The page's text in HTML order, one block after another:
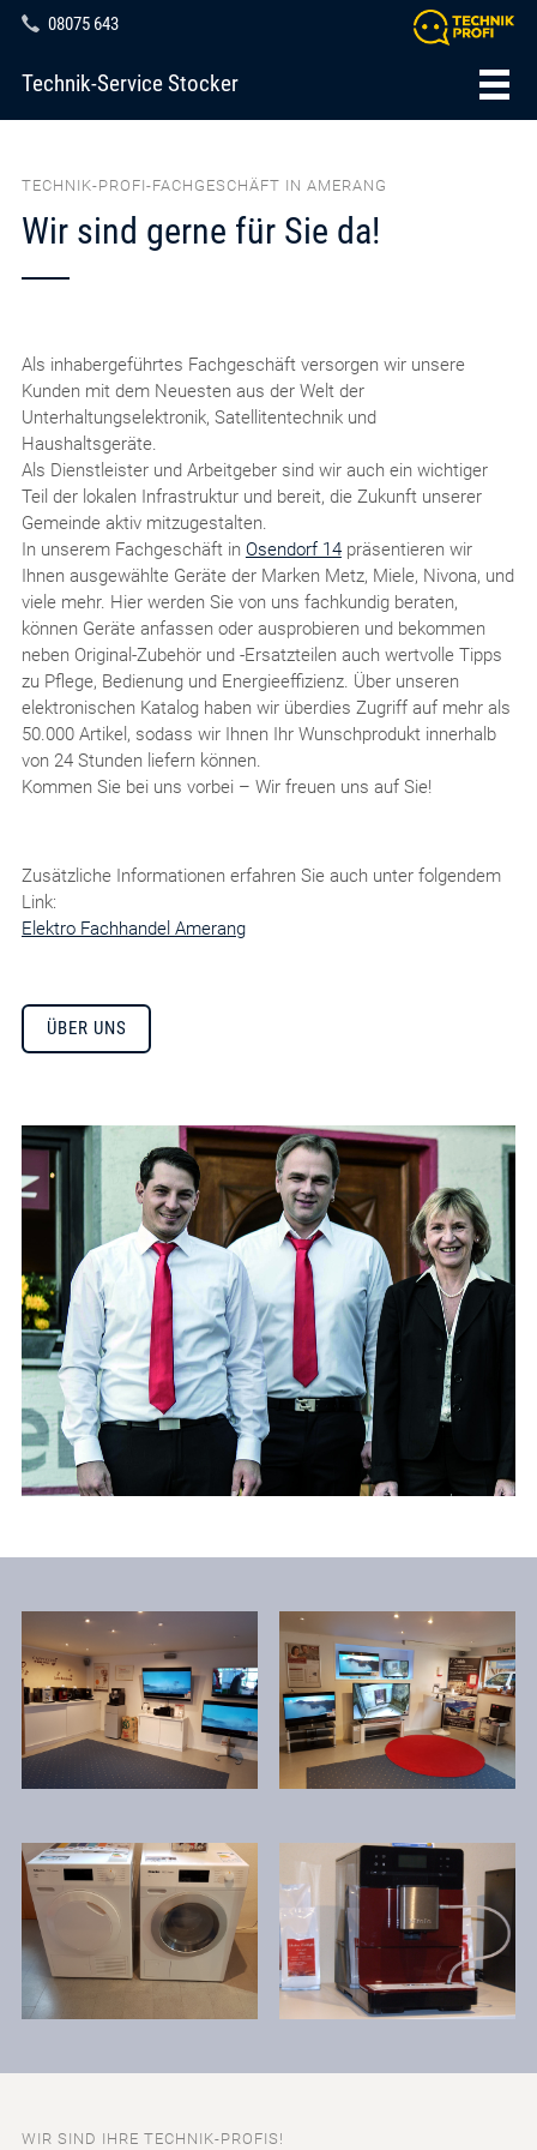
08075 643
Technik-Service Stocker
TECHNIK-PROFI-FACHGESCHÄFT IN AMERANG
Wir sind gerne für Sie da!
Als inhabergeführtes Fachgeschäft versorgen wir unsere
Kunden mit dem Neuesten aus der Welt der
Unterhaltungselektronik, Satellitentechnik und
Haushaltsgeräte.
Als Dienstleister und Arbeitgeber sind wir auch ein wichtiger
Teil der lokalen Infrastruktur und bereit, die Zukunft unserer
Gemeinde aktiv mitzugestalten.
In unserem Fachgeschäft in Osendorf 14präsentieren wir
Ihnen ausgewählte Geräte der Marken Metz, Miele, Nivona, und
viele mehr. Hier werden Sie von uns fachkundig beraten,
können Geräte anfassen oder ausprobieren und bekommen
neben Original-Zubehör und -Ersatzteilen auch wertvolle Tipps
zu Pflege, Bedienung und Energieeffizienz. Über unseren
elektronischen Katalog haben wir überdies Zugriff auf mehr als
50.000 Artikel, sodass wir Ihnen Ihr Wunschprodukt innerhalb
von 24 Stunden liefern können.
Kommen Sie bei uns vorbei – Wir freuen uns auf Sie!
Zusätzliche Informationen erfahren Sie auch unter folgendem
Link:
Elektro Fachhandel Amerang
ÜBER UNS
WIR SIND IHRE TECHNIK-PROFIS!